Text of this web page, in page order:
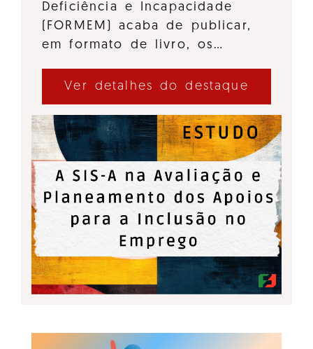
Deficiência e Incapacidade
(FORMEM) acaba de publicar,
em formato de livro, os…
Ver detalhes do destaque